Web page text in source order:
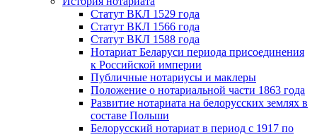
Статут ВКЛ 1529 года
Статут ВКЛ 1566 года
Статут ВКЛ 1588 года
Нотариат Беларуси периода присоединения
к Российской империи
Публичные нотариусы и маклеры
Положение о нотариальной части 1863 года
Развитие нотариата на белорусских землях в
составе Польши
Белорусский нотариат в период с 1917 по